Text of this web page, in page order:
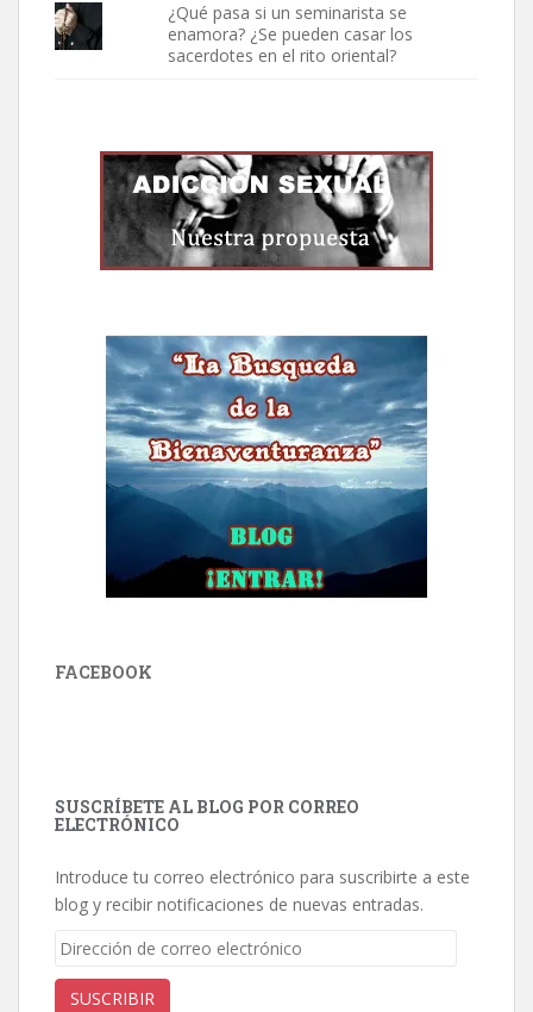
¿Qué pasa si un seminarista se
enamora? ¿Se pueden casar los
sacerdotes en el rito oriental?
FACEBOOK
SUSCRÍBETE AL BLOG POR CORREO
ELECTRÓNICO
Introduce tu correo electrónico para suscribirte a este
blog y recibir notificaciones de nuevas entradas.
Dirección
correo
SUSCRIBIR